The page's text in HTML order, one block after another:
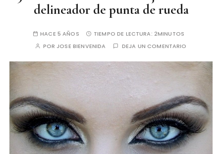
delineador de punta de rueda
HACE 5 AÑOS TIEMPO DE LECTURA: 2MINUTOS
POR JOSE BIENVENIDA DEJA UN COMENTARIO